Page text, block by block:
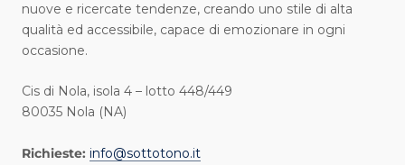
nuove e ricercate tendenze, creando uno stile di alta
qualità ed accessibile, capace di emozionare in ogni
occasione.
Cis di Nola, isola 4 – lotto 448/449
80035 Nola (NA)
Richieste: info@sottotono.it